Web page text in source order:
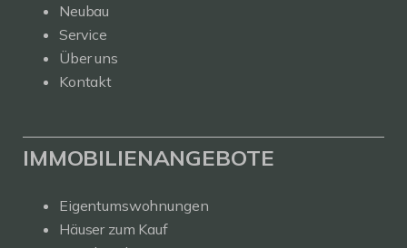
Neubau
Service
Über uns
Kontakt
IMMOBILIENANGEBOTE
Eigentumswohnungen
Häuser zum Kauf